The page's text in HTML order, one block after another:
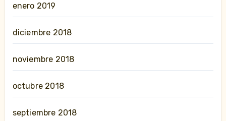
enero 2019
diciembre 2018
noviembre 2018
octubre 2018
septiembre 2018